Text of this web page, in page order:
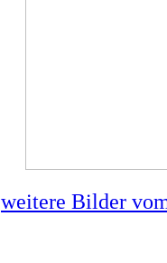
weitere Bilder